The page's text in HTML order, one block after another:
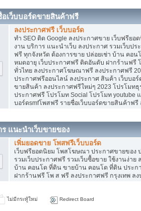
อเว็บบอร์ดขายสินค้าฟรี
ลงประกาศฟรี เว็บบอร์ด
ทำ SEO ติด Google ลงประกาศขาย เว็บฟรีย
งาน บริการ แนะนำเว็บ ลงประกาศ รวมเว็บป
ฟรี ทุกจังหวัด ต้องการขาย ปล่อยเช่า บ้าน คอ
หมดอายุ เว็บประกาศฟรี ติดอันดับ ฝากร้านฟรี
ทั่วไทย ลงประกาศโฆษณาฟรี ลงประกาศฟรี
ประกาศฟรีออนไลน์ ลงประกาศ สินค้า เว็บบอ
ขายสินค้า ลงประกาศฟรีใหม่ๆ 2023 โปรโมท
ประกาศฟรี โปรโมท Social โปรโมท youtube
บอร์ดsmfโพสฟรี รายชื่อเว็บบอร์ดขายสินค้าฟ
ร แนะนำเว็บขายของ
เพิ่มยอดขาย โพสฟรีเว็บบอร์ด
เว็บฟรียอดนิยม โพสโฆษณา ประกาศขายของ
รวมเว็บประกาศฟรี รวมเว็บซื้อขาย ใช้งานง่า
บ้าน คอนโด ที่ดิน ขายบ้าน คอนโด ที่ดิน ประก
ฝากร้านฟรี โพ ส ฟรี ลงประกาศฟรี กรุงเทพ
ไม่มีกระทู้ใหม่ Redirect Board